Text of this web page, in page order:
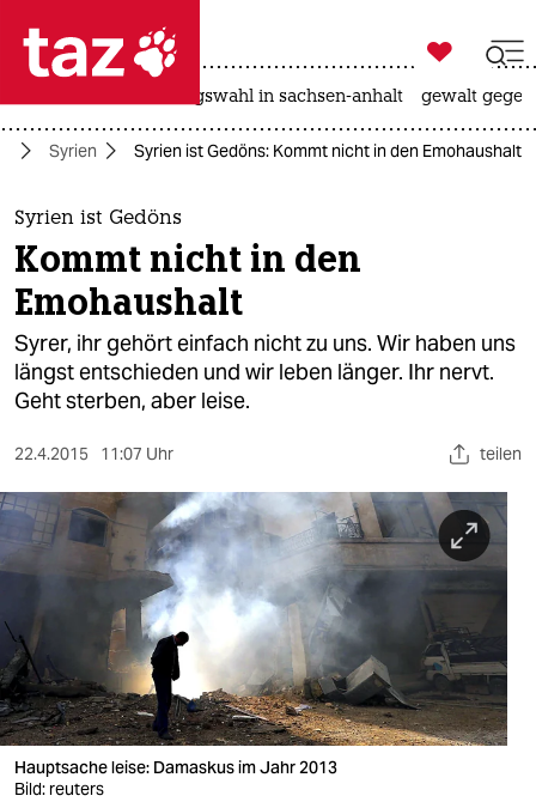
 taz zahl ich
taz zahl ich
themen
politik
öko
gesellschaft
sport
berlin
wahrheit
verlag
verlag
veranstaltungen

taz zahl ich
landtagswahl in sachsen-anhalt gewalt
Syrien Syrien ist Gedöns: Kommt nicht in den Emohaushalt
Syrien ist Gedöns
Kommt nicht in den
Emohaushalt
Syrer, ihr gehört einfach nicht zu uns. Wir haben uns
längst entschieden und wir leben länger. Ihr nervt.
Geht sterben, aber leise.
22.4.2015 11:07 Uhr teilen
Hauptsache leise: Damaskus im Jahr 2013
Bild: reuters